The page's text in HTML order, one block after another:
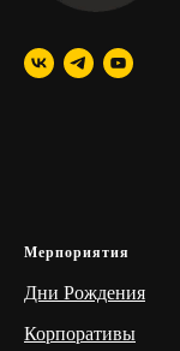
Мерпориятия
Дни Рождения
Корпоративы